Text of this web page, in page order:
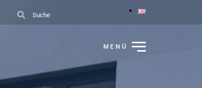
Suche
MENÜ